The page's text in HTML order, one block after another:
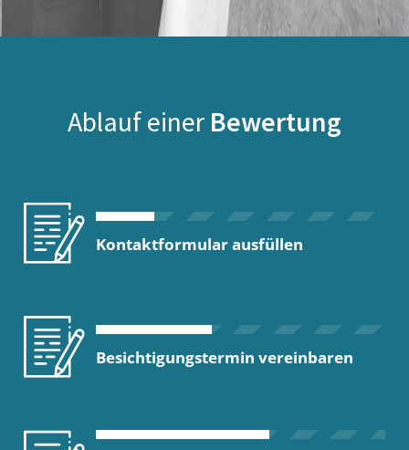
Ablauf einer Bewertung
Kontaktformular ausfüllen
Besichtigungstermin vereinbaren